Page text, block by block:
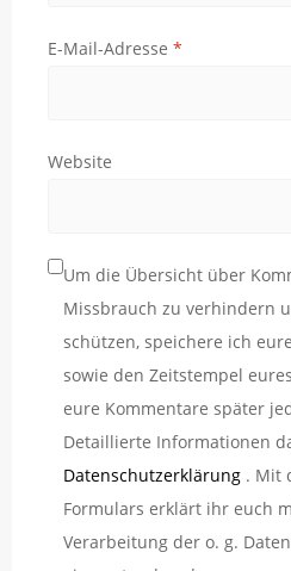
E-Mail-Adresse *
Website
Um die Übersicht über
Missbrauch zu verhindern
schützen, speichere ich
sowie den Zeitstempel
eure Kommentare später
Detaillierte Informationen
Datenschutzerklärung . Mit
Formulars erklärt ihr euch
Verarbeitung der o. g.